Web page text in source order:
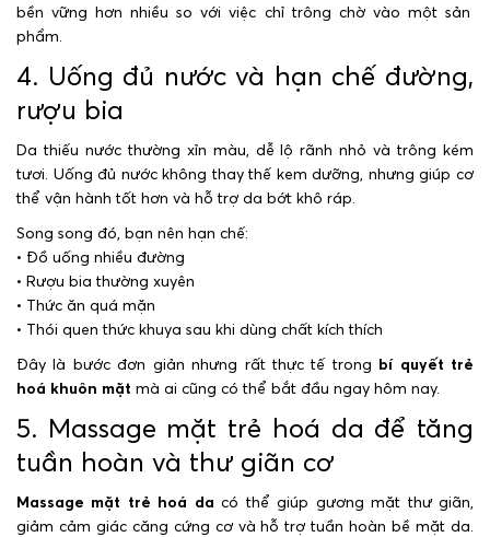
bền vững hơn nhiều so với việc chỉ trông chờ vào một sản
phẩm.
4. Uống đủ nước và hạn chế đường,
rượu bia
Da thiếu nước thường xỉn màu, dễ lộ rãnh nhỏ và trông kém
tươi. Uống đủ nước không thay thế kem dưỡng, nhưng giúp cơ
thể vận hành tốt hơn và hỗ trợ da bớt khô ráp.
Song song đó, bạn nên hạn chế:
• Đồ uống nhiều đường
• Rượu bia thường xuyên
• Thức ăn quá mặn
• Thói quen thức khuya sau khi dùng chất kích thích
Đây là bước đơn giản nhưng rất thực tế trong bí quyết trẻ
hoá khuôn mặt mà ai cũng có thể bắt đầu ngay hôm nay.
5. Massage mặt trẻ hoá da để tăng
tuần hoàn và thư giãn cơ
Massage mặt trẻ hoá da có thể giúp gương mặt thư giãn,
giảm cảm giác căng cứng cơ và hỗ trợ tuần hoàn bề mặt da.